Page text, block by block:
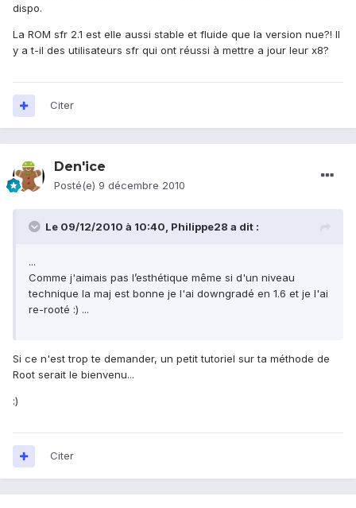
dispo.
La ROM sfr 2.1 est elle aussi stable et fluide que la version nue?! Il
y a t-il des utilisateurs sfr qui ont réussi à mettre a jour leur x8?
Citer
Den'ice
Posté(e) 9 décembre 2010
Le 09/12/2010 à 10:40, Philippe28 a dit :
...
Comme j'aimais pas l’esthétique même si d'un niveau
technique la maj est bonne je l'ai downgradé en 1.6 et je l'ai
re-rooté :) ...
Si ce n'est trop te demander, un petit tutoriel sur ta méthode de
Root serait le bienvenu...
:)
Citer